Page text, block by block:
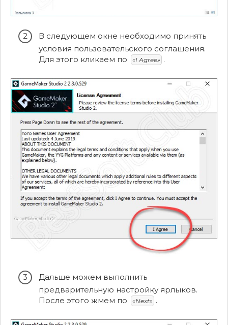
В следующем окне необходимо принять
условия пользовательского соглашения.
Для этого кликаем по
«I Agree» .
Дальше можем выполнить
предварительную настройку ярлыков.
После этого жмем по
«Next» .